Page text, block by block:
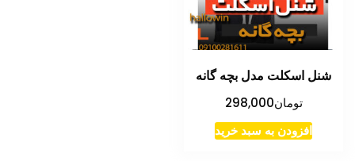
شنل اسکلت مدل بچه گانه
تومان298,000
افزودن به سبد خرید